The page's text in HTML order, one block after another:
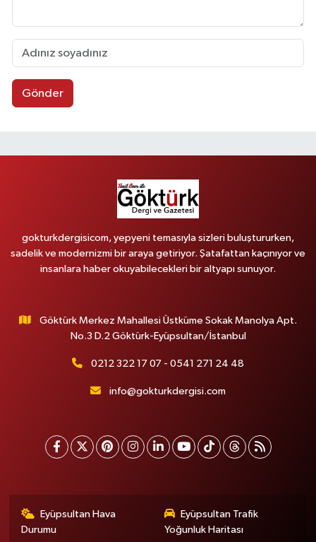
Gönder
gokturkdergisicom, yepyeni temasıyla sizleri buluştururken,
sadelik ve modernizmi bir araya getiriyor. Şatafattan kaçınıyor ve
insanlara haber okuyabilecekleri bir altyapı sunuyor.
Göktürk Merkez Mahallesi Üstküme Sokak Manolya Apt.
No.3 D.2 Göktürk-Eyüpsultan/İstanbul
0212 322 17 07 - 0541 271 24 48
info@gokturkdergisi.com
Eyüpsultan Hava
Durumu
Eyüpsultan Trafik
Yoğunluk Haritası